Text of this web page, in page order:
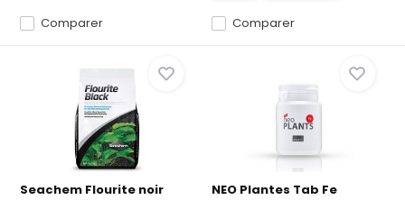
Comparer Comparer
Seachem Flourite noir
NEO Plantes Tab Fe